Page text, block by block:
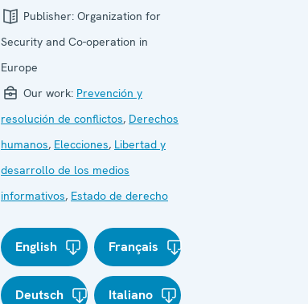
Publisher: Organization for
Security and Co-operation in
Europe
Our work: Prevención y
resolución de conflictos, Derechos
humanos, Elecciones, Libertad y
desarrollo de los medios
informativos, Estado de derecho
English Français
Deutsch Italiano